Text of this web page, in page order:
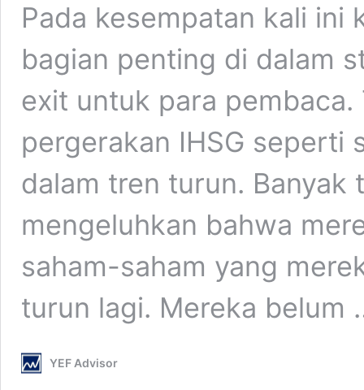
Pada kesempatan kali ini
bagian penting di dalam
exit untuk para
pergerakan IHSG seperti
dalam tren turun. Banyak
mengeluhkan bahwa
saham-saham yang
turun lagi. Mereka
YEF Advisor